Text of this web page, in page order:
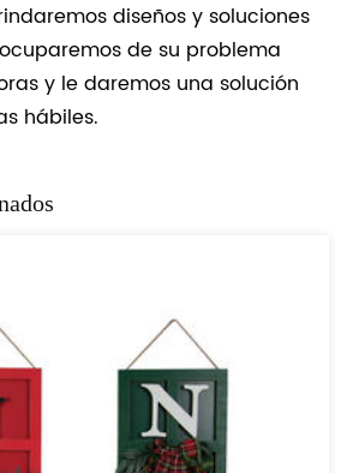
diseños y soluciones
de su problema
y le daremos una solución
hábiles.